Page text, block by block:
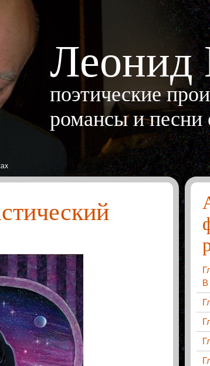
Леонид
поэтические
романсы и
В